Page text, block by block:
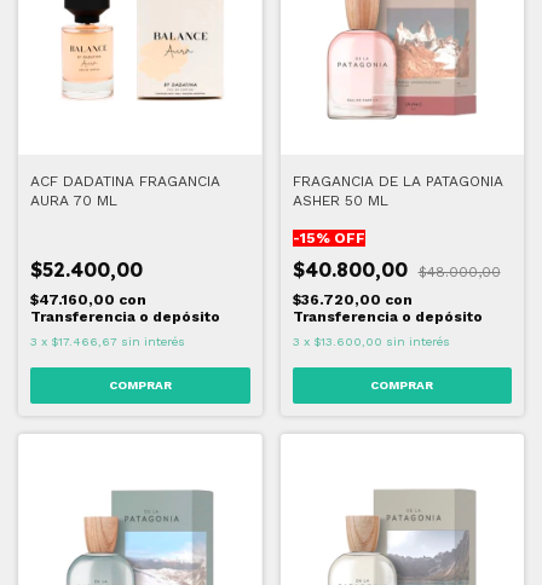
ACF DADATINA FRAGANCIA
AURA 70 ML
$52.400,00
$47.160,00 con
Transferencia o depósito
3 x $17.466,67 sin interés
FRAGANCIA DE LA PATAGONIA
ASHER 50 ML
-15% OFF
$40.800,00
$48.000,00
$36.720,00 con
Transferencia o depósito
3 x $13.600,00 sin interés